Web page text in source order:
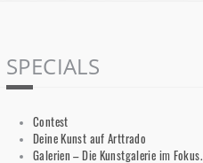
SPECIALS
Contest
Deine Kunst auf Arttrado
Galerien – Die Kunstgalerie im Fokus.